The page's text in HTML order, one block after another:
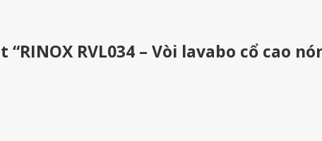
RVL034 – Vòi lavabo cổ cao